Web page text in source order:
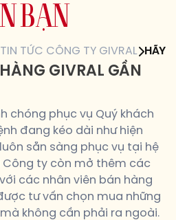
N BẠ N
TIN TỨC CÔNG TY GIVRAL HÃY
GIVRAL GẦN
chóng phục vụ Quý khách
đang kéo dài như hiện
sẵn sàng phục vụ tại hệ
Công ty còn mở thêm các
các nhân viên bán hàng
tư vấn chọn mua những
không cần phải ra ngoài.